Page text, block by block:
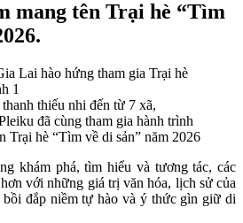
mang tên Trại hè “Tìm
thiếu nhi đến từ 7 xã,
đã cùng tham gia hành trình
Trại hè “Tìm về di sản” năm 2026
khám phá, tìm hiểu và tương tác, các
với những giá trị văn hóa, lịch sử của
đắp niềm tự hào và ý thức gìn giữ di